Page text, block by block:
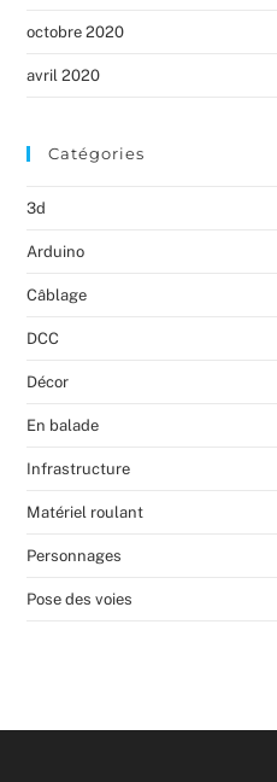
octobre 2020
avril 2020
Catégories
3d
Arduino
Câblage
DCC
Décor
En balade
Infrastructure
Matériel roulant
Personnages
Pose des voies